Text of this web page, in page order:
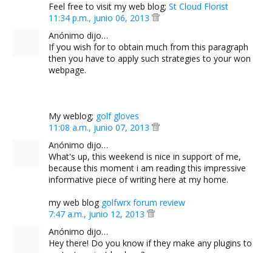
Feel free to visit my web blog; St Cloud Florist
11:34 p.m., junio 06, 2013
Anónimo dijo…
If you wish for to obtain much from this paragraph
then you have to apply such strategies to your won
webpage.
My weblog; golf gloves
11:08 a.m., junio 07, 2013
Anónimo dijo…
What's up, this weekend is nice in support of me,
because this moment i am reading this impressive
informative piece of writing here at my home.
my web blog golfwrx forum review
7:47 a.m., junio 12, 2013
Anónimo dijo…
Hey there! Do you know if they make any plugins to